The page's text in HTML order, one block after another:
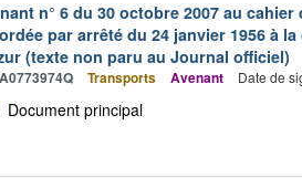
n° 6 du 30 octobre 2007 au
par arrêté du 24 janvier 1956 à
(texte non paru au Journal officiel)
Transports Avenant Date de
Document principal